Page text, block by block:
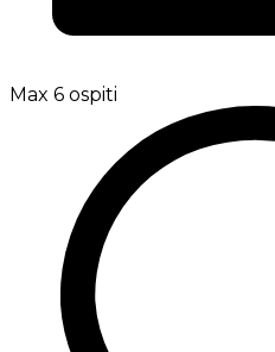
Max 6 ospiti